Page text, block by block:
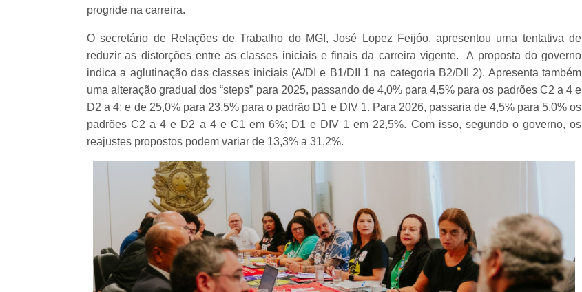
progride na carreira.
O secretário de Relações de Trabalho do MGI, José Lopez Feijóo, apresentou uma tentativa de
reduzir as distorções entre as classes iniciais e finais da carreira vigente. A proposta do governo
indica a aglutinação das classes iniciais (A/DI e B1/DII 1 na categoria B2/DII 2). Apresenta também
uma alteração gradual dos “steps” para 2025, passando de 4,0% para 4,5% para os padrões C2 a 4 e
D2 a 4; e de 25,0% para 23,5% para o padrão D1 e DIV 1. Para 2026, passaria de 4,5% para 5,0% os
padrões C2 a 4 e D2 a 4 e C1 em 6%; D1 e DIV 1 em 22,5%. Com isso, segundo o governo, os
reajustes propostos podem variar de 13,3% a 31,2%.